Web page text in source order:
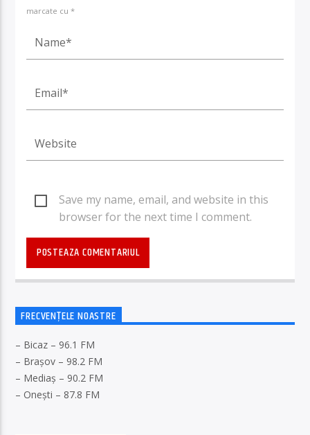
marcate cu *
Save my name, email, and website in this
browser for the next time I comment.
FRECVENȚELE NOASTRE
– Bicaz – 96.1 FM
– Brașov – 98.2 FM
– Mediaș – 90.2 FM
– Onești – 87.8 FM